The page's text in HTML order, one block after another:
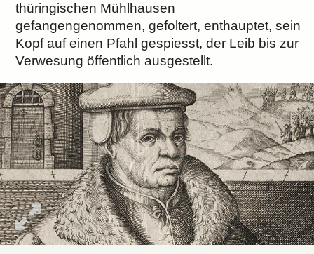
thüringischen Mühlhausen
gefangengenommen, gefoltert, enthauptet, sein
Kopf auf einen Pfahl gespiesst, der Leib bis zur
Verwesung öffentlich ausgestellt.